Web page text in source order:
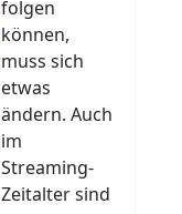
folgen
können,
muss sich
etwas
ändern. Auch
im
Streaming-
Zeitalter sind